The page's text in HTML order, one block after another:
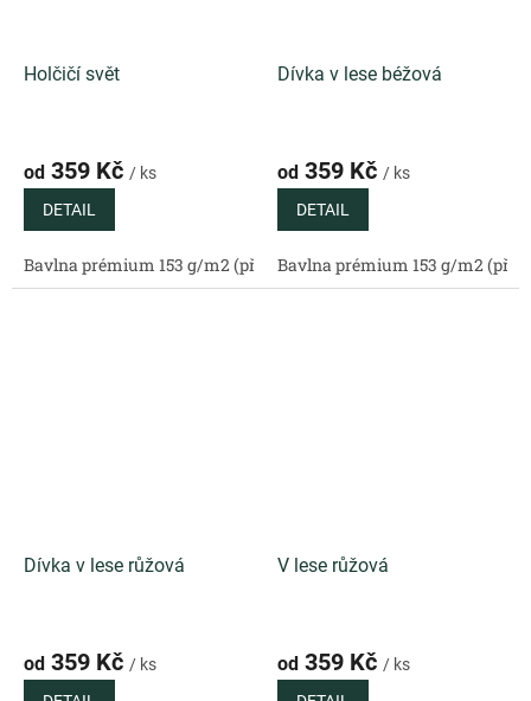
Holčičí svět
od 359 Kč / ks
DETAIL
Bavlna prémium 153 g/m2 (přírodní) Bavlněný satén 130 g/
Dívka v lese béžová
od 359 Kč / ks
DETAIL
Bavlna prémium 153 g/m2
Dívka v lese růžová
od 359 Kč / ks
V lese růžová
od 359 Kč / ks